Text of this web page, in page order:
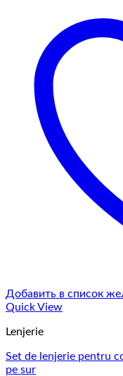
Добавить в список
Quick View
Lenjerie
Set de lenjerie pentru
pe sur